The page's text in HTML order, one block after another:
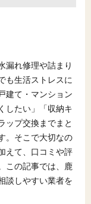
漏れ修理や詰まり
も生活ストレスに
建て・マンション
したい」「収納キ
ップ交換までまと
。そこで大切なの
えて、口コミや評
この記事では、鹿
談しやすい業者を